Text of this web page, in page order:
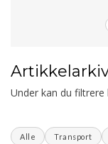
Under kan du filtrere
Alle Transport